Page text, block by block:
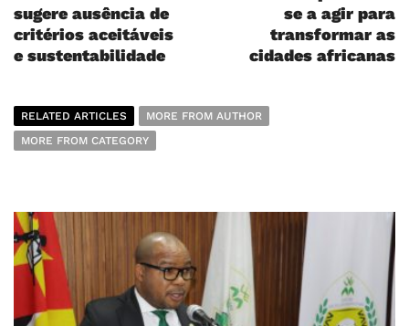
sugere ausência de
critérios aceitáveis
e sustentabilidade
se a agir para
transformar as
cidades africanas
RELATED ARTICLES
MORE FROM AUTHOR
MORE FROM CATEGORY